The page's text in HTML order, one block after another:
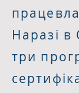
Наразі в
три